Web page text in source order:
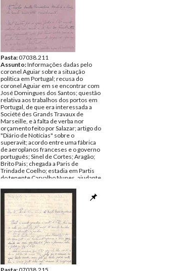
Pasta:07038.211
Assunto:Informações dadas pelo
coronel Aguiar sobre a situação
política em Portugal; recusa do
coronel Aguiar em se encontrar com
José Domingues dos Santos; questão
relativa aos trabalhos dos portos em
Portugal, de que era interessada a
Société des Grands Travaux de
Marseille, e à falta de verba nor
orçamento feito por Salazar; artigo do
"Diário de Notícias" sobre o
superavit; acordo entre uma fábrica
de aeroplanos franceses e o governo
português; Sinel de Cortes; Aragão;
Brito Pais; chegada a Paris de
Trindade Coelho; estadia em Partis
do tenente Carvalho Nunes, ajudante
Remetente:António de Sousa Rosa
Destinatário:
Bernardino Machado
Quarta, 28 de Agosto de 1929
Fundo:DBG - Documentos
Bernardino Machado
Tipo Documental:Correspondencia
Página(s):6